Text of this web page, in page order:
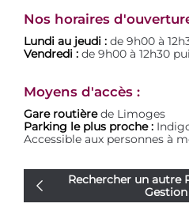
Nos horaires
Lundi au jeudi : de 9h00 à
Vendredi : de 9h00 à 12h30
Moyens d'accès :
Gare routièrede Limoges
Parking le plus proche :
Accessible aux personnes à
Rechercher un autre